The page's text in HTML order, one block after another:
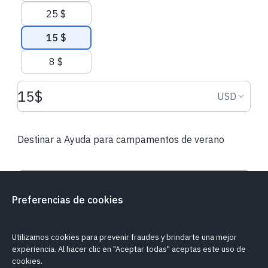
Donaciones recientes
21,20 € EUR
Josep Lluís
hizo su donación
104,50 € EUR
25 $
15 $
8 $
Monto de la donación USD USD
Destinar a Ayuda para campamentos de verano
¿Mi donación es segura?Política de cookiesInformar un problema
Preferencias de cookies
Utilizamos cookies para prevenir fraudes y brindarte una mejor
experiencia. Al hacer clic en "Aceptar todas" aceptas este uso de
cookies.